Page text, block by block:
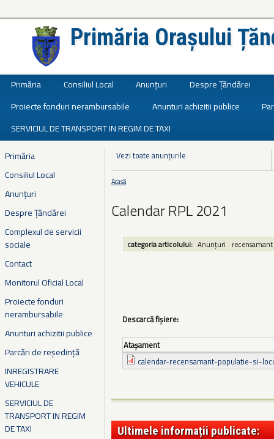
Primăria Orașului
Primăria Consiliul Local Anunțuri Despre Țăndărei
Proiecte fonduri nerambursabile
Anunturi achizitii publice
SERVICIUL DE TRANSPORT IN REGIM DE TAXI
Primăria
Consiliul Local
Anunțuri
Despre Țăndărei
Complexul de servicii
sociale
Contact
Monitorul Oficial Local
Proiecte fonduri
nerambursabile
Anunturi achizitii publice
Parcări de reședință
INREGISTRARE
VEHICULE
SERVICIUL DE
TRANSPORT IN REGIM
DE TAXI
Vezi toate anunțurile
Eşti aici
Acasă
Calendar RPL 2021
categoria articolului: Anunțuri recensamant
Descarcă fișiere:
Ataşament
calendar-recensamant-populatie-si-
Ultimele informații publicate: